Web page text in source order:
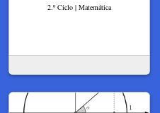
2.º Ciclo | Matemática